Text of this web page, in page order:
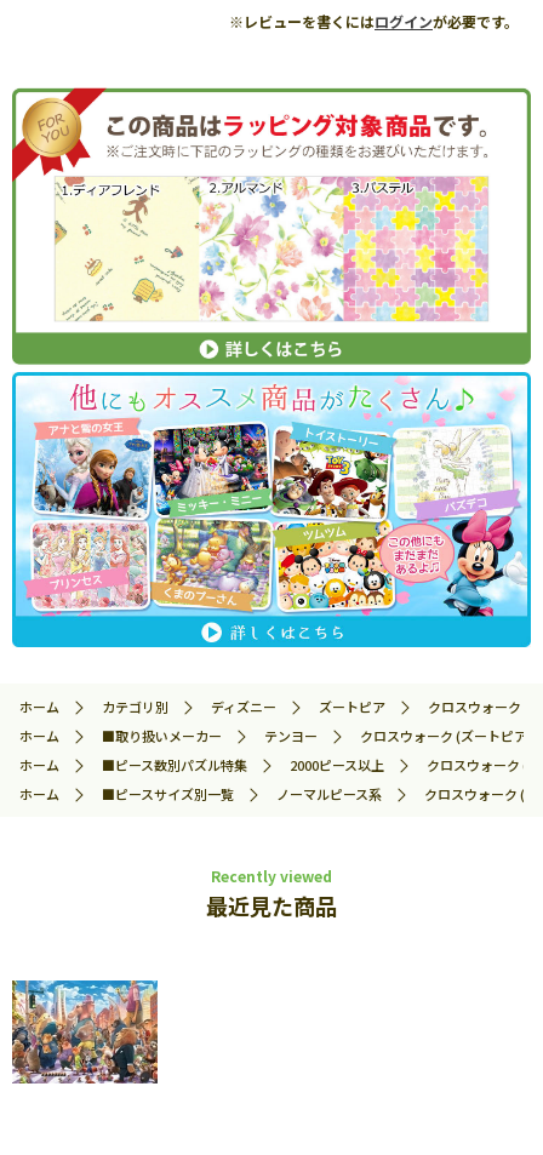
※レビューを書くにはログインが必要です。
ホーム カテゴリ別 ディズニー ズートピア
クロスウォーク (
ホーム
■取り扱いメーカー テンヨー
クロスウォーク (ズートピ
ホーム
■ピース数別パズル特集 2000ピース以上
クロスウォーク (
ホーム
■ピースサイズ別一覧 ノーマルピース系 クロスウォーク (
Recently viewed
最近見た商品